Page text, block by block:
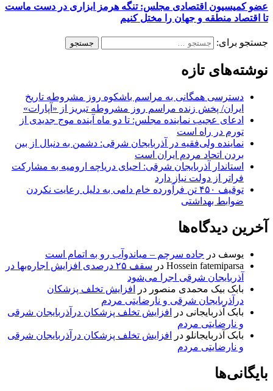
عضو کمیسیون اقتصادی مجلس: تنگه هرمز ابزاری در دست ماست
تا اقتصاد منطقه و جهان را مختل کنیم
جستجو برای:
نوشته‌های تازه
دسترسی همگانی به مراسم باشکوه روز مشروطه تاریخ
ایران/ پخش زنده مراسم روز مشروطه تبریز از «آپارات»
ادعای عجیب نماینده مجلس: تا دو ماه آینده موج جدیدی از
تورم در راه است
نماینده ولی‌فقیه در آذربایجان شرقی: دشمن به دنبال از بین
بردن اتحاد مردم ایران است
استاندار آذربایجان شرقی: احیای دریاچه ارومیه به مشارکت
فراتر از دولت نیاز دارد
توقیف ۴۵۰ تن فرآورده خام دامی به دلیل رعایت نکردن
ضوابط بهداشتی
آخرین دیدگاه‌ها
یوسف در جاده سرچم – میاندوآب رو به اتمام است
Hossein fatemiparsa در
سقف ۲۵ درصدی افزایش اجاره‌بها در
آذربایجان شرقی اجرا می‌شود
بابک بیک محمدی منصور در
افزایش تخلف پزشکان
درآذربایجان شرقی و نارضایتی مردم
بابک آذربایجانی در
افزایش تخلف پزشکان درآذربایجان شرقی
و نارضایتی مردم
بابک آذربایجانلو در
افزایش تخلف پزشکان درآذربایجان شرقی
و نارضایتی مردم
بایگانی‌ها